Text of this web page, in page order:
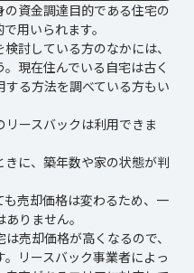
資金調達目的である住宅の
用いられます。
討している方のなかには、
現在住んでいる自宅は古く
る方法を調べている方もい
ースバックは利用できま
に、築年数や家の状態が判
売却価格は変わるため、一
りません。
売却価格が高くなるので、
リースバック事業者によっ